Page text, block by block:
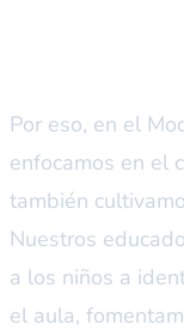
Por eso, en el
enfocamos en el
también
Nuestros
a los niños a
el aula,